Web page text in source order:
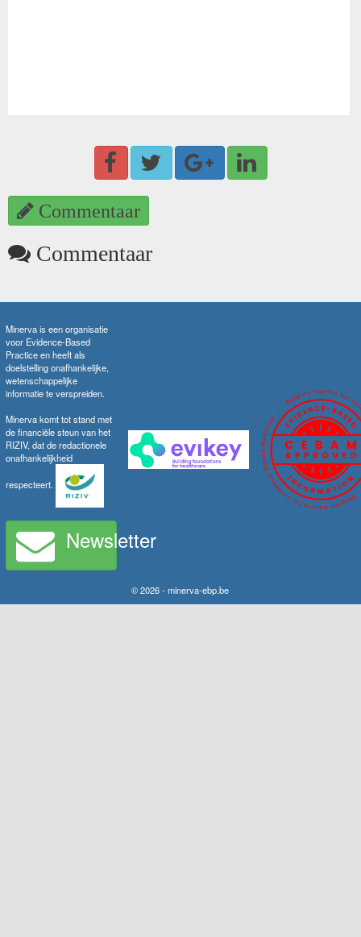
Commentaar
Commentaar
Minerva is een organisatie
voor Evidence-Based
Practice en heeft als
doelstelling onafhankelijke,
wetenschappelijke
informatie te verspreiden.
Minerva komt tot stand met
de financiële steun van het
RIZIV, dat de redactionele
onafhankelijkheid
respecteert.
Newsletter
© 2026 - minerva-ebp.be